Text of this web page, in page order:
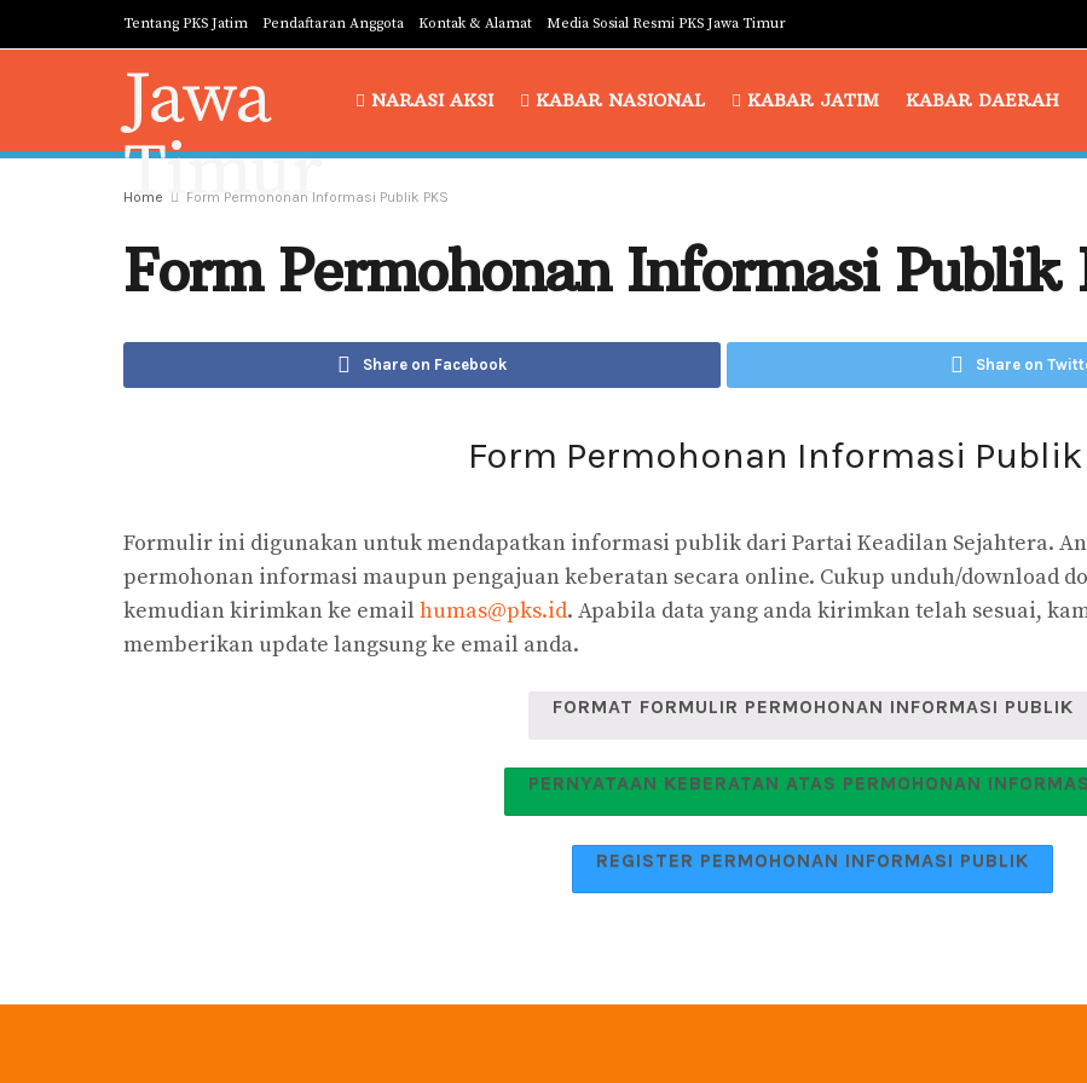
Tentang PKS Jatim Pendaftaran Anggota Kontak & Alamat Media Sosial Resmi PKS Jawa Timur
NARASI AKSI KABAR NASIONAL KABAR JATIM KABAR DAERAH
Home Form Permohonan Informasi Publik PKS
Form Permohonan Informasi Publik
Share on Facebook Share on
Form Permohonan Informasi Publik
Formulir ini digunakan untuk mendapatkan informasi publik dari Partai Keadilan Sejahtera.
permohonan informasi maupun pengajuan keberatan secara online. Cukup unduh/download
kemudian kirimkan ke email humas@pks.id. Apabila data yang anda kirimkan telah sesuai,
memberikan update langsung ke email anda.
FORMAT FORMULIR PERMOHONAN INFORMASI PUBLIK
PERNYATAAN KEBERATAN ATAS PERMOHONAN
REGISTER PERMOHONAN INFORMASI PUBLIK